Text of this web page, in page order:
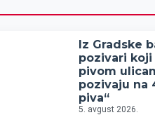
Iz Gradske
pozivari
pivom
pozivaju na
piva“
5. avgust 2026.